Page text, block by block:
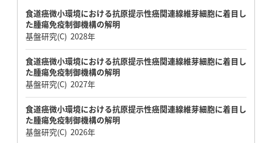
食道癌微小環境における抗原提示性癌関連線維芽細胞に着目し
た腫瘍免疫制御機構の解明
基盤研究(C) 2028年
食道癌微小環境における抗原提示性癌関連線維芽細胞に着目し
た腫瘍免疫制御機構の解明
基盤研究(C) 2027年
食道癌微小環境における抗原提示性癌関連線維芽細胞に着目し
た腫瘍免疫制御機構の解明
基盤研究(C) 2026年